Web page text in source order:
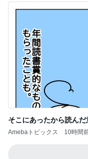
そこにあったから読んだ
Amebaトピックス 10時間